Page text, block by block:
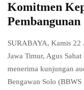
Komitmen
Pembangunan
SURABAYA, Kamis 22
Jawa Timur, Agus
menerima kunjungan
Bengawan Solo